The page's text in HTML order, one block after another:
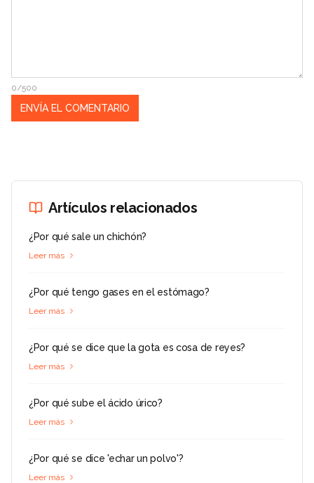
0/500
Artículos relacionados
¿Por qué sale un chichón?
Leer más
¿Por qué tengo gases en el estómago?
Leer más
¿Por qué se dice que la gota es cosa de reyes?
Leer más
¿Por qué sube el ácido úrico?
Leer más
¿Por qué se dice 'echar un polvo'?
Leer más